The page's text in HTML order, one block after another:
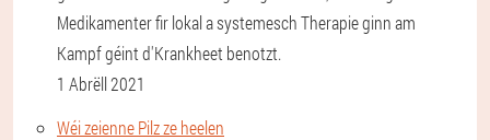
Medikamenter fir lokal a systemesch Therapie ginn am
Kampf géint d'Krankheet benotzt.
1 Abrëll 2021
Wéi zeienne Pilz ze heelen